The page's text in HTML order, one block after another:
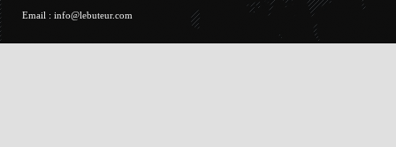
Email : info@lebuteur.com